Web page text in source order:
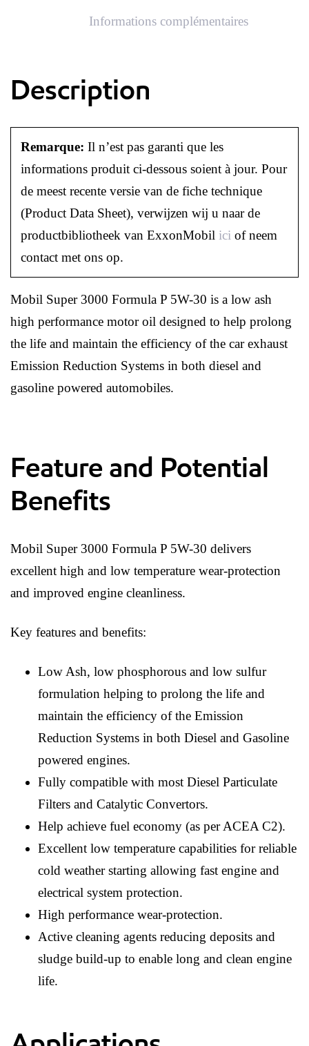
Informations complémentaires
Description
Remarque: Il n’est pas garanti que les
informations produit ci-dessous soient à jour. Pour
de meest recente versie van de fiche technique
(Product Data Sheet), verwijzen wij u naar de
productbibliotheek van ExxonMobil ici of neem
contact met ons op.
Mobil Super 3000 Formula P 5W-30 is a low ash
high performance motor oil designed to help prolong
the life and maintain the efficiency of the car exhaust
Emission Reduction Systems in both diesel and
gasoline powered automobiles.
Feature and Potential
Benefits
Mobil Super 3000 Formula P 5W-30 delivers
excellent high and low temperature wear-protection
and improved engine cleanliness.
Key features and benefits:
Low Ash, low phosphorous and low sulfur
formulation helping to prolong the life and
maintain the efficiency of the Emission
Reduction Systems in both Diesel and Gasoline
powered engines.
Fully compatible with most Diesel Particulate
Filters and Catalytic Convertors.
Help achieve fuel economy (as per ACEA C2).
Excellent low temperature capabilities for reliable
cold weather starting allowing fast engine and
electrical system protection.
High performance wear-protection.
Active cleaning agents reducing deposits and
sludge build-up to enable long and clean engine
life.